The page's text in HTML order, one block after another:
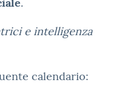
e intelligenza
calendario: